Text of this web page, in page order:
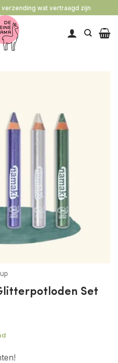
wat vertraagd zijn
Set